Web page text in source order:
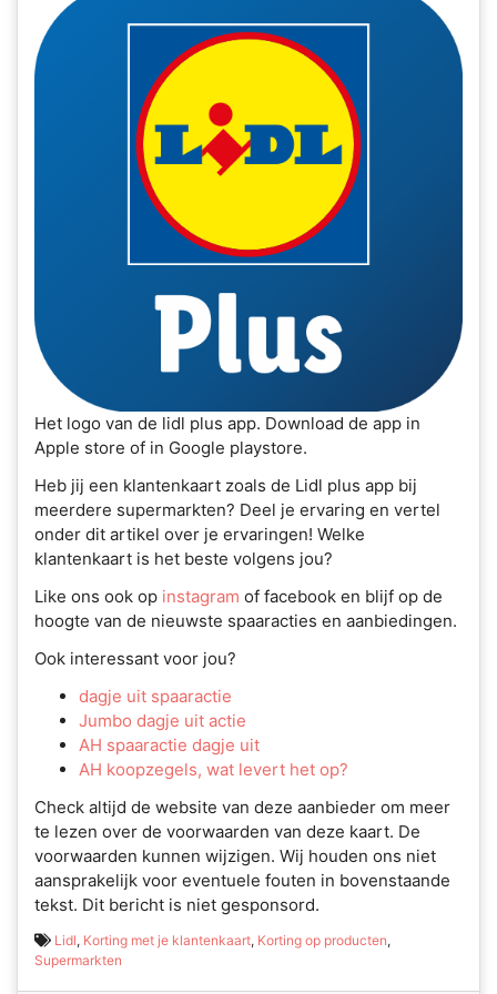
Het logo van de lidl plus app. Download de app in
Apple store of in Google playstore.
Heb jij een klantenkaart zoals de Lidl plus app bij
meerdere supermarkten? Deel je ervaring en vertel
onder dit artikel over je ervaringen! Welke
klantenkaart is het beste volgens jou?
Like ons ook op instagram of facebook en blijf op de
hoogte van de nieuwste spaaracties en aanbiedingen.
Ook interessant voor jou?
dagje uit spaaractie
Jumbo dagje uit actie
AH spaaractie dagje uit
AH koopzegels, wat levert het op?
Check altijd de website van deze aanbieder om meer
te lezen over de voorwaarden van deze kaart. De
voorwaarden kunnen wijzigen. Wij houden ons niet
aansprakelijk voor eventuele fouten in bovenstaande
tekst. Dit bericht is niet gesponsord.
Lidl, Korting met je klantenkaart, Korting op producten,
Supermarkten